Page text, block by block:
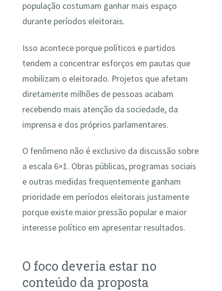
população costumam ganhar mais espaço
durante períodos eleitorais.
Isso acontece porque políticos e partidos
tendem a concentrar esforços em pautas que
mobilizam o eleitorado. Projetos que afetam
diretamente milhões de pessoas acabam
recebendo mais atenção da sociedade, da
imprensa e dos próprios parlamentares.
O fenômeno não é exclusivo da discussão sobre
a escala 6×1. Obras públicas, programas sociais
e outras medidas frequentemente ganham
prioridade em períodos eleitorais justamente
porque existe maior pressão popular e maior
interesse político em apresentar resultados.
O foco deveria estar no
conteúdo da proposta